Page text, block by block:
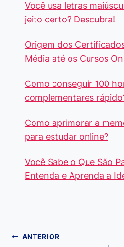
Você usa letras
jeito certo? Descubra!
Origem dos
Média até os Cursos
Como conseguir 100
complementares
Como aprimorar a
para estudar online?
Você Sabe o Que São
Entenda e Aprenda a
Navegação
ANTERIOR